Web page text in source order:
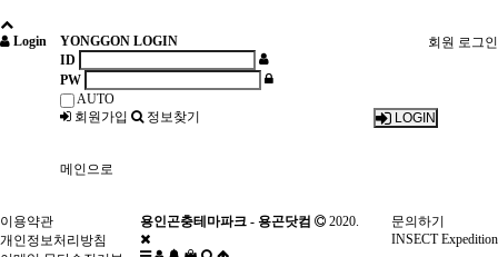
Login 회원 로그인
YONGGON LOGIN
ID
PW
AUTO
LOGIN
회원가입 정보찾기
메인으로
이용약관
개인정보처리방침
문의하기
INSECT Expedition
용인곤충테마파크 - 용곤닷컴 2020.